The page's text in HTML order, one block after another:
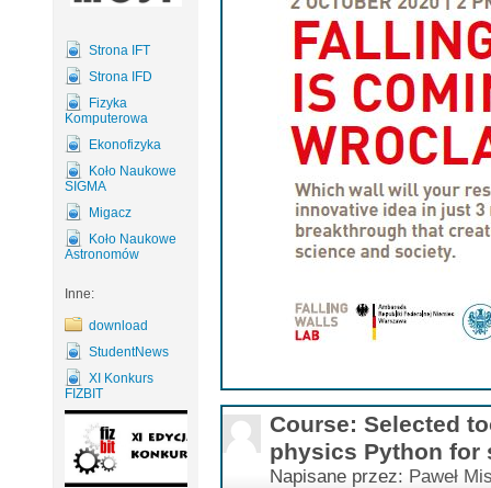
Course: Selected
physics Python for
Napisane przez: Paweł
Strona IFT
Strona IFD
Fizyka
Komputerowa
Ekonofizyka
Koło Naukowe
SIGMA
Migacz
Koło Naukowe
Astronomów
Inne:
download
StudentNews
XI Konkurs
FIZBIT